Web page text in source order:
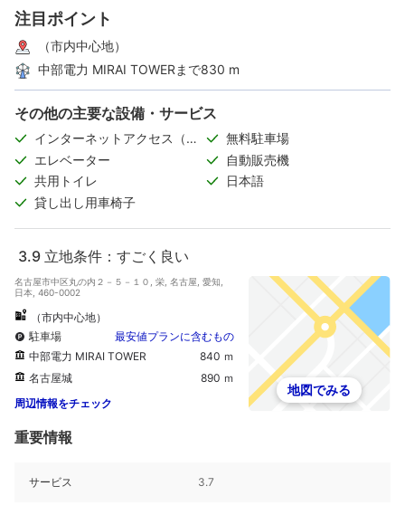
注目ポイント
（市内中心地）
中部電力 MIRAI TOWERまで830 m
その他の主要な設備・サービス
インターネットアクセス（無
料）
無料駐車場
エレベーター
自動販売機
共用トイレ
日本語
貸し出し用車椅子
3.9 立地条件：すごく良い
名古屋市中区丸の内２－５－１０, 栄, 名古屋, 愛知,
日本, 460-0002
（市内中心地）
駐車場
最安値プランに含むもの
中部電力 MIRAI TOWER
840 ｍ
名古屋城
890 ｍ
周辺情報をチェック
地図でみる
重要情報
サービス 3.7